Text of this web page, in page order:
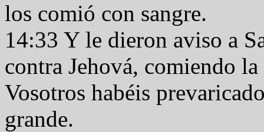
los comió con sangre.
14:33 Y le dieron aviso a
contra Jehová, comiendo
Vosotros habéis
grande.